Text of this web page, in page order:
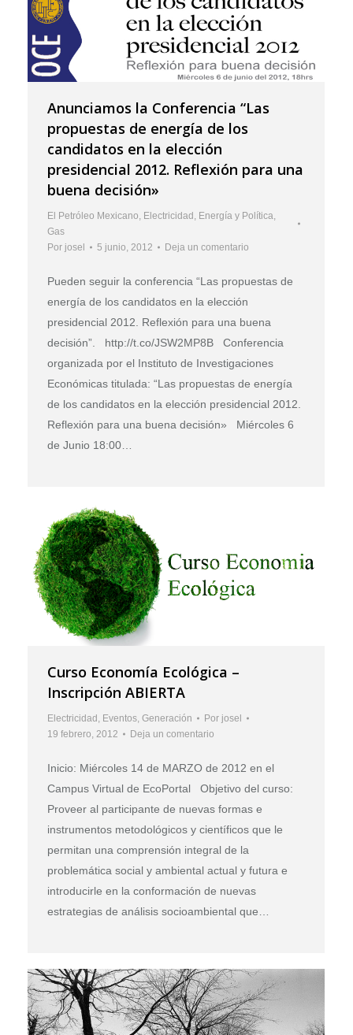
Anunciamos la Conferencia “Las
propuestas de energía de los
candidatos en la elección
presidencial 2012. Reflexión para una
buena decisión»
El Petróleo Mexicano Electricidad Energía y Política
Gas
Por josel 5 junio, 2012 Deja un comentario
Pueden seguir la conferencia “Las propuestas de
energía de los candidatos en la elección
presidencial 2012. Reflexión para una buena
decisión”. http://t.co/JSW2MP8B Conferencia
organizada por el Instituto de Investigaciones
Económicas titulada: “Las propuestas de energía
de los candidatos en la elección presidencial 2012.
Reflexión para una buena decisión» Miércoles 6
de Junio 18:00…
Curso Economía Ecológica –
Inscripción ABIERTA
Electricidad , Eventos, Generación Por josel
19 febrero, 2012
Deja un comentario
Inicio: Miércoles 14 de MARZO de 2012 en el
Campus Virtual de EcoPortal Objetivo del curso:
Proveer al participante de nuevas formas e
instrumentos metodológicos y científicos que le
permitan una comprensión integral de la
problemática social y ambiental actual y futura e
introducirle en la conformación de nuevas
estrategias de análisis socioambiental que…